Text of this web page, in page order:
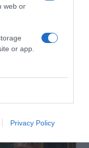
web or
or app.
Privacy Policy